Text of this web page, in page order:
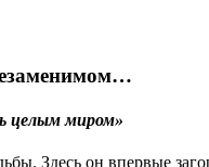
целым миром»
Здесь он впервые